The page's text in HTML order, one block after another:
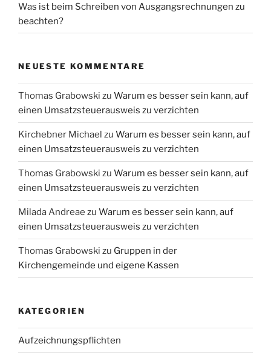
Was ist beim Schreiben von Ausgangsrechnungen zu
beachten?
NEUESTE KOMMENTARE
Thomas Grabowski zu Warum es besser sein kann, auf
einen Umsatzsteuerausweis zu verzichten
Kirchebner Michael zu Warum es besser sein kann, auf
einen Umsatzsteuerausweis zu verzichten
Thomas Grabowski zu Warum es besser sein kann, auf
einen Umsatzsteuerausweis zu verzichten
Milada Andreae zu Warum es besser sein kann, auf
einen Umsatzsteuerausweis zu verzichten
Thomas Grabowski zu Gruppen in der
Kirchengemeinde und eigene Kassen
KATEGORIEN
Aufzeichnungspflichten